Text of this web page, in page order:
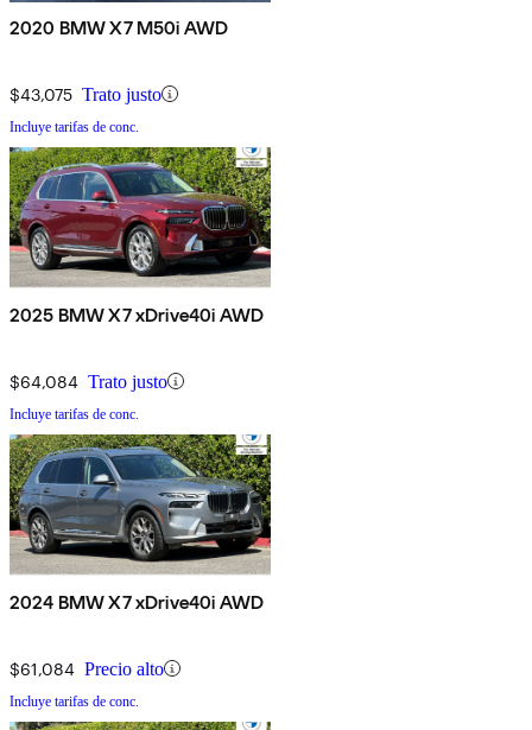
2020 BMW X7 M50i AWD
$43,075 Trato justo
Incluye tarifas de conc.
2025 BMW X7 xDrive40i AWD
$64,084 Trato justo
Incluye tarifas de conc.
2024 BMW X7 xDrive40i AWD
$61,084 Precio alto
Incluye tarifas de conc.